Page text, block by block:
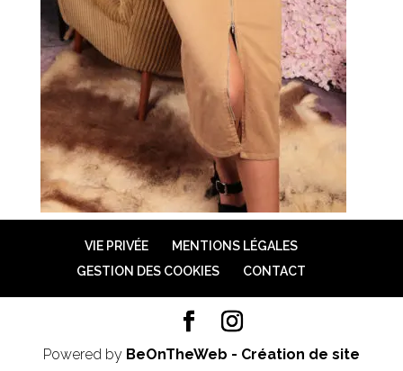
VIE PRIVÉE
MENTIONS LÉGALES
GESTION DES COOKIES
CONTACT
Powered by BeOnTheWeb - Création de site